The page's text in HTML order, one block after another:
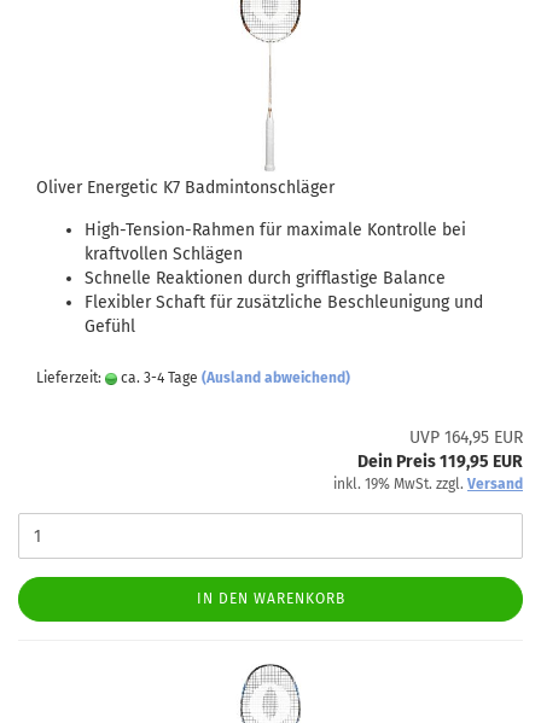
Oliver Energetic K7 Badmintonschläger
High-Tension-Rahmen für maximale Kontrolle bei
kraftvollen Schlägen
Schnelle Reaktionen durch grifflastige Balance
Flexibler Schaft für zusätzliche Beschleunigung und
Gefühl
Lieferzeit: ca. 3-4 Tage (Ausland abweichend)
UVP 164,95 EUR
Dein Preis 119,95 EUR
inkl. 19% MwSt. zzgl. Versand
IN DEN WARENKORB